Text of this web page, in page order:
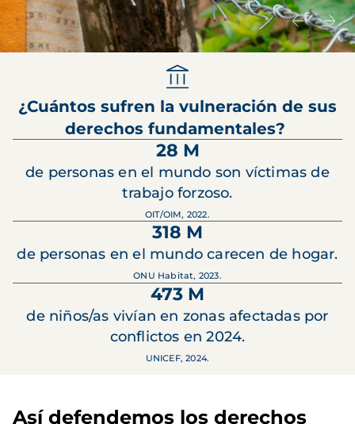
¿Cuántos sufren la vulneración de sus
derechos fundamentales?
28 M
de personas en el mundo son víctimas de
trabajo forzoso.
OIT/OIM, 2022.
318 M
de personas en el mundo carecen de hogar.
ONU Habitat, 2023.
473 M
de niños/as vivían en zonas afectadas por
conflictos en 2024.
UNICEF, 2024.
Así defendemos los derechos